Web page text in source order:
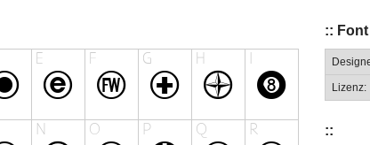
:: Font
Lizenz:
::